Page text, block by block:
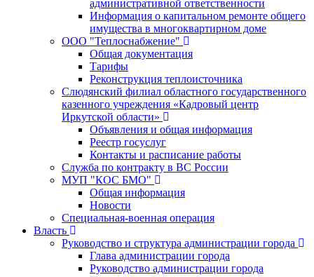
административной ответственности
Информация о капитальном ремонте общего
имущества в многоквартирном доме
ООО "Теплоснабжение"
Общая документация
Тарифы
Реконструкция теплоисточника
Слюдянский филиал областного государственного
казенного учреждения «Кадровый центр
Иркутской области»
Объявления и общая информация
Реестр госуслуг
Контакты и расписание работы
Служба по контракту в ВС России
МУП "КОС БМО"
Общая информация
Новости
Специальная-военная операция
Власть
Руководство и структура администрации города
Глава администрации города
Руководство администрации города